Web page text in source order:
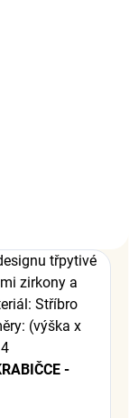
třpytivé
zirkony a
Stříbro
(výška x
-